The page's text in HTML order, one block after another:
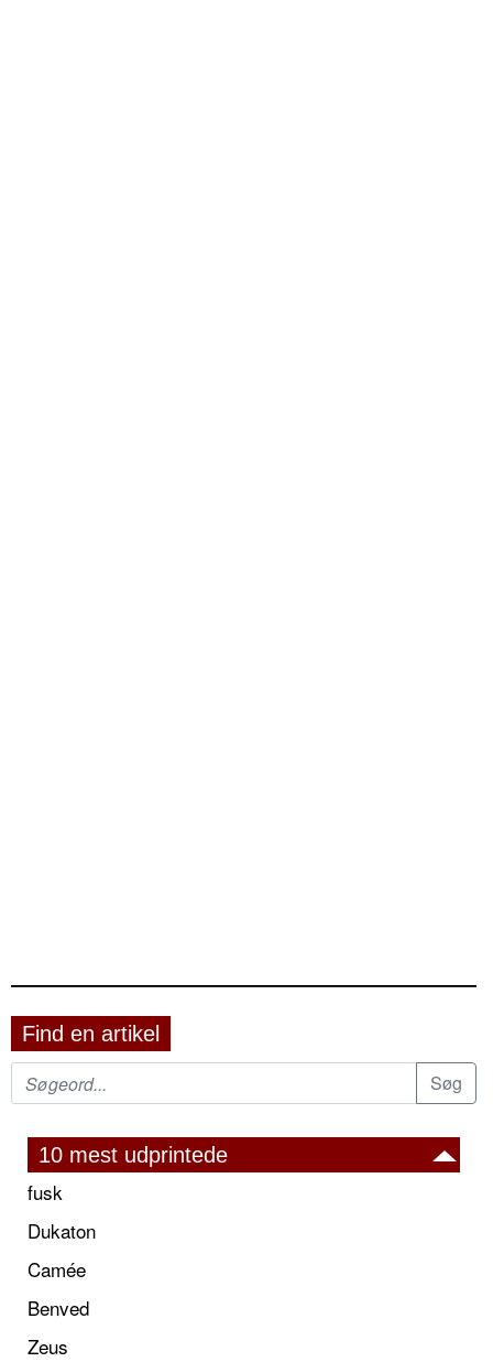
Find en artikel
10 mest udprintede
fusk
Dukaton
Camée
Benved
Zeus